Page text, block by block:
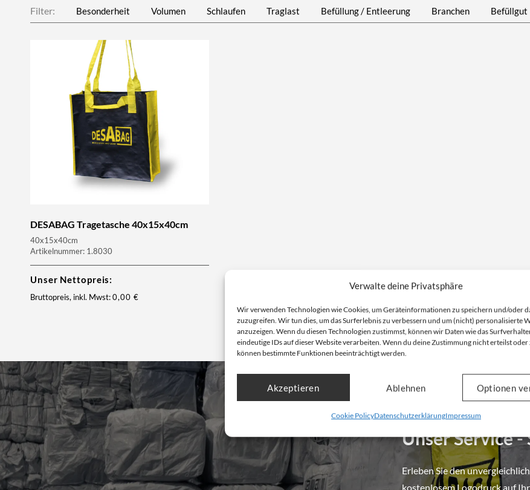
Verwalte deine Privatsphäre
Wir verwenden Technologien wie Cookies, um Geräteinformationen zu speichern und/oder
zuzugreifen. Wir tun dies, um das Surferlebnis zu verbessern und um (nicht) personalisierte
anzuzeigen. Wenn du diesen Technologien zustimmst, können wir Daten wie das
eindeutige IDs auf dieser Website verarbeiten. Wenn du deine Zustimmung nicht erteilst
können bestimmte Funktionen beeinträchtigt werden.
Akzeptieren Ablehnen Optionen
Cookie PolicyDatenschutzerklärungImpressum
Filter: Besonderheit Volumen Schlaufen Traglast Befüllung / Entleerung Branchen Befüllgut
DESABAG Tragetasche 40x15x40cm
40x15x40cm
Artikelnummer: 1.8030
Unser Nettopreis:
Bruttopreis, inkl. Mwst:0,00 €
Ganz individuelle Big Bags für
Unser Service
Erleben Sie den
kostenlosem Logodruck auf